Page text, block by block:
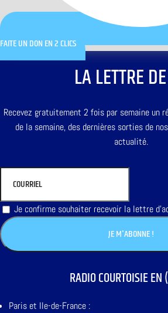
FAITE UN DON EN 2 CLICS
LA LETTRE
Recevez gratuitement 2 fois par semaine un
de la semaine, des dernières sorties de
actualité.
Je confirme souhaiter recevoir la lettre
RADIO COURTOISIE
Paris et Ile-de-France :